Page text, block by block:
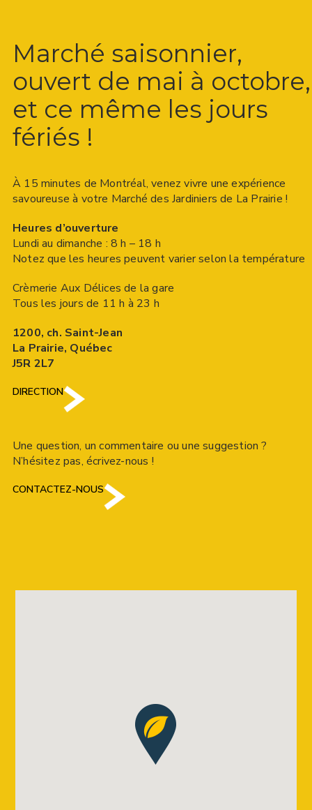
Marché saisonnier,
ouvert de mai à octobre,
et ce même les jours
fériés !
À 15 minutes de Montréal, venez vivre une expérience
savoureuse à votre Marché des Jardiniers de La Prairie !
Heures d’ouverture
Lundi au dimanche : 8 h – 18 h
Notez que les heures peuvent varier selon la température
Crèmerie Aux Délices de la gare
Tous les jours de 11 h à 23 h
1200, ch. Saint-Jean
La Prairie, Québec
J5R 2L7
DIRECTION
Une question, un commentaire ou une suggestion ?
N’hésitez pas, écrivez-nous !
CONTACTEZ-NOUS